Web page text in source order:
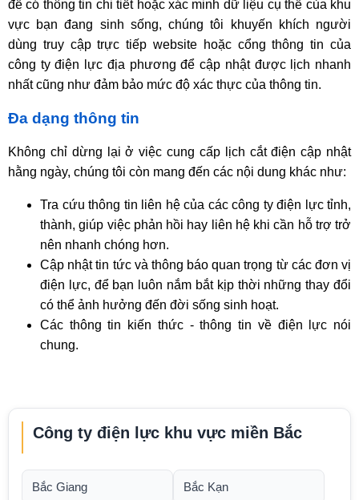
để có thông tin chi tiết hoặc xác minh dữ liệu cụ thể của khu
vực bạn đang sinh sống, chúng tôi khuyến khích người
dùng truy cập trực tiếp website hoặc cổng thông tin của
công ty điện lực địa phương để cập nhật được lịch nhanh
nhất cũng như đảm bảo mức độ xác thực của thông tin.
Đa dạng thông tin
Không chỉ dừng lại ở việc cung cấp lịch cắt điện cập nhật
hằng ngày, chúng tôi còn mang đến các nội dung khác như:
Tra cứu thông tin liên hệ của các công ty điện lực tỉnh,
thành, giúp việc phản hồi hay liên hệ khi cần hỗ trợ trở
nên nhanh chóng hơn.
Cập nhật tin tức và thông báo quan trọng từ các đơn vị
điện lực, để bạn luôn nắm bắt kịp thời những thay đổi
có thể ảnh hưởng đến đời sống sinh hoạt.
Các thông tin kiến thức - thông tin về điện lực nói
chung.
Công ty điện lực khu vực miền Bắc
Bắc Giang Bắc Kạn